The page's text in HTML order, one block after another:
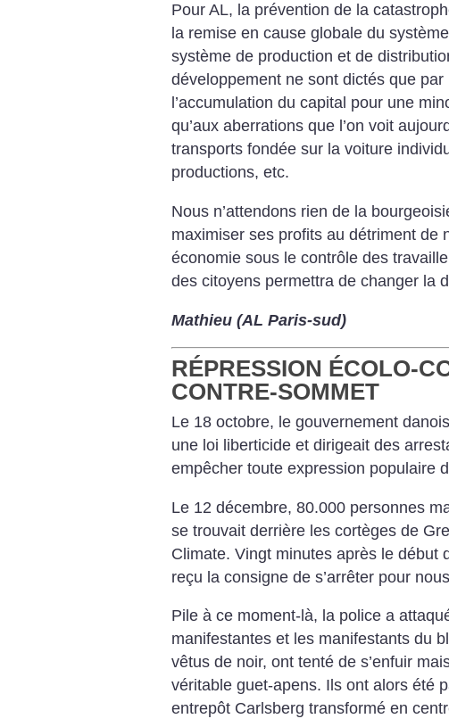
Pour AL, la prévention de la
la remise en cause globale du
système de production et de
développement ne sont dictés que
l’accumulation du capital pour une
qu’aux aberrations que l’on voit
transports fondée sur la voiture
productions, etc.
Nous n’attendons rien de la
maximiser ses profits au détriment de
économie sous le contrôle des
des citoyens permettra de changer la
Mathieu (AL Paris-sud)
RÉPRESSION ÉCOLO-
CONTRE-SOMMET
Le 18 octobre, le gouvernement
une loi liberticide et dirigeait des
empêcher toute expression populaire
Le 12 décembre, 80.000 personnes
se trouvait derrière les cortèges de
Climate. Vingt minutes après le début
reçu la consigne de s’arrêter pour
Pile à ce moment-là, la police a
manifestantes et les manifestants du
vêtus de noir, ont tenté de s’enfuir
véritable guet-apens. Ils ont alors été
entrepôt Carlsberg transformé en